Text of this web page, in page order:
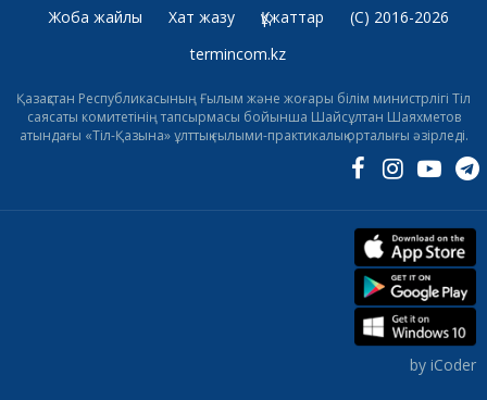
Жоба жайлы Хат жазу Құжаттар
(C) 2016-2026
termincom.kz
Қазақстан Республикасының Ғылым және жоғары білім министрлігі Тіл
саясаты комитетінің тапсырмасы бойынша Шайсұлтан Шаяхметов
атындағы «Тіл-Қазына» ұлттық ғылыми-практикалық орталығы әзірледі.
by iCoder